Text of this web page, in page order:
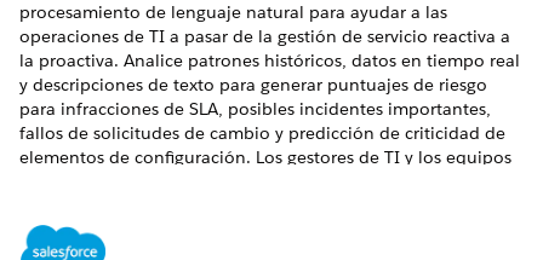
procesamiento de lenguaje natural para ayudar a las
operaciones de TI a pasar de la gestión de servicio reactiva a
la proactiva. Analice patrones históricos, datos en tiempo real
y descripciones de texto para generar puntuajes de riesgo
para infracciones de SLA, posibles incidentes importantes,
fallos de solicitudes de cambio y predicción de criticidad de
elementos de configuración. Los gestores de TI y los equipos
servicio.